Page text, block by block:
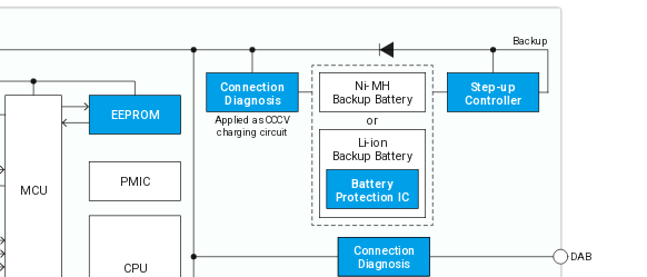
M CU
Ni- MH
Backup Battery
Li-ion
Backup Battery
PMIC
or
CPU
DAB
Backup
Applied asCCCV
charging circuit
Diagnosis
Connection
Connection
Diagnosis
Battery
Protection C
EEPROM
Step-up
Contro ler